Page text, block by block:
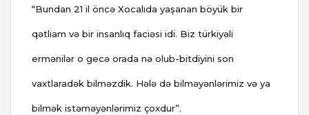
“Bundan 21 il öncə Xocalıda yaşanan böyük bir
qətliam və bir insanlıq faciəsi idi. Biz türkiyəli
ermənilər o gecə orada nə olub-bitdiyini son
vaxtlaradək bilməzdik. Hələ də bilməyənlərimiz və ya
bilmək istəməyənlərimiz çoxdur”.